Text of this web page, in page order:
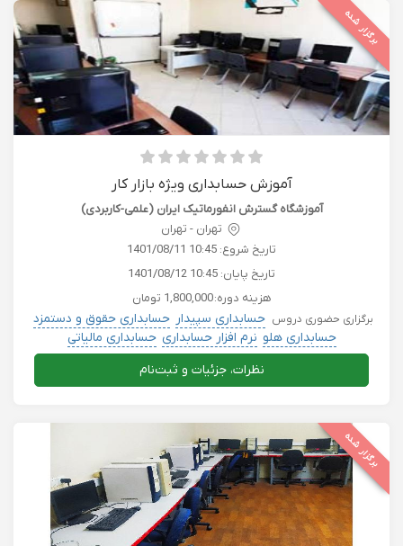
برگزار شده
آموزش حسابداری ویژه بازار کار
آموزشگاه گسترش انفورماتیک ایران (علمی-کاربردی)
تهران - تهران
تاریخ شروع: 1401/08/11 10:45
تاریخ پایان: 1401/08/12 10:45
هزینه دوره:1,800,000 تومان
برگزاری حضوری دروس حسابداری سپیدار حسابداری حقوق و دستمزد
حسابداری هلو نرم افزار حسابداری حسابداری مالیاتی
نظرات، جزئیات و ثبت‌نام
برگزار شده